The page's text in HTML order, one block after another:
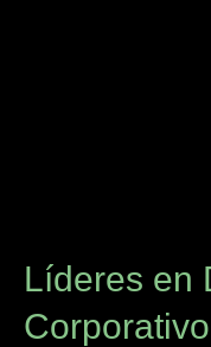
Líderes en
Corporativo